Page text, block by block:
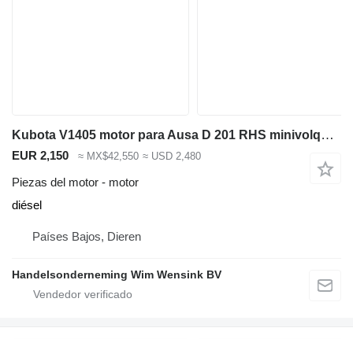
Kubota V1405 motor para Ausa D 201 RHS minivolquete
EUR 2,150 ≈ MX$42,550 ≈ USD 2,480
Piezas del motor - motor
diésel
Países Bajos, Dieren
Handelsonderneming Wim Wensink BV